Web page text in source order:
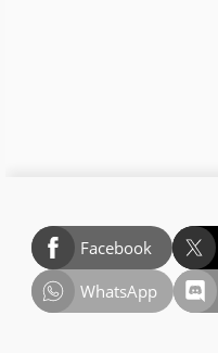
Facebook
WhatsApp